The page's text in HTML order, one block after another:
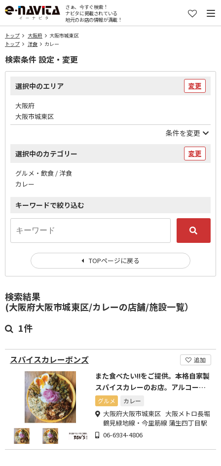
さぁ、今すぐ検索！
ナビタに掲載されている
地元のお店の情報が満載！
トップ 大阪府
大阪市城東区
トップ
洋食 カレー
検索結果
(大阪府大阪市城東区/カレーの店舗/施設一覧）
1件
スパイスカレーボンズ 追加
また食べたい!!をご提供。本格自家製
スパイスカレーのお店。アルコール
有グルメ カレー
大阪府大阪市城東区 大阪メトロ長堀
鶴見緑地線・今里筋線 蒲生四丁目駅
06-6934-4806
検索条件 設定・変更
選択中のエリア 変更
大阪府
大阪市城東区
条件を変更
選択中のカテゴリー 変更
グルメ・飲食 / 洋食
カレー
キーワードで絞り込む
TOPページに戻る